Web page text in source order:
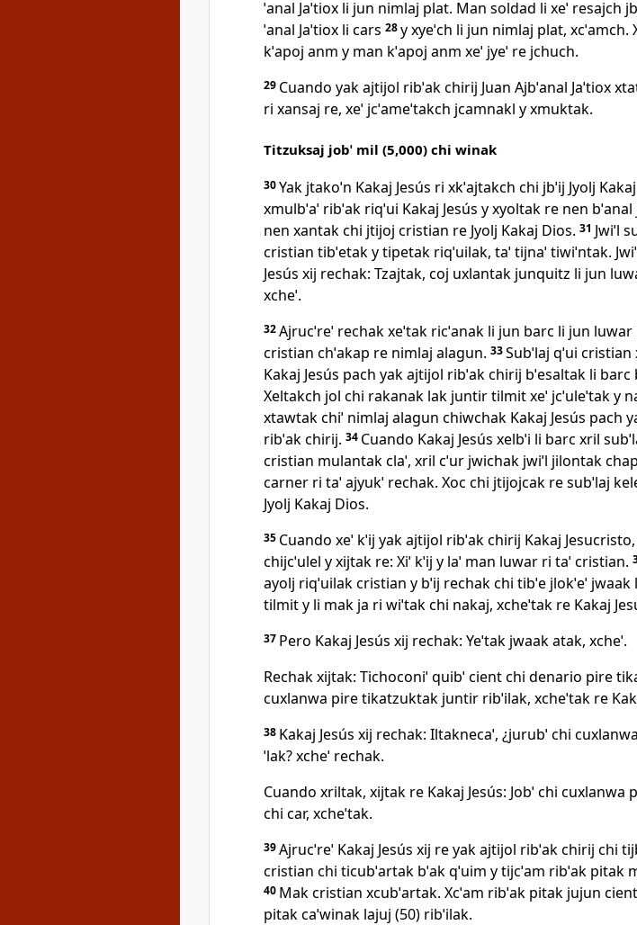
ˈanal Jaˈtiox li jun nimlaj plat. Man soldad li xeˈ resajch
ˈanal Jaˈtiox li cars 28y xyeˈch li jun nimlaj plat, xcˈamch.
kˈapoj anm y man kˈapoj anm xeˈ jyeˈ re jchuch.
29 Cuando yak ajtijol ribˈak chirij Juan Ajbˈanal Jaˈtiox
ri xansaj re, xeˈ jcˈameˈtakch jcamnakl y xmuktak.
Titzuksaj jobˈ mil (5,000) chi winak
30Yak jtakoˈn Kakaj Jesús ri xkˈajtakch chi jbˈij Jyolj
xmulbˈaˈ ribˈak riqˈui Kakaj Jesús y xyoltak re nen bˈanal
nen xantak chi jtijoj cristian re Jyolj Kakaj Dios. 31 Jwiˈl
cristian tibˈetak y tipetak riqˈuilak, taˈ tijnaˈ tiwiˈntak.
Jesús xij rechak: Tzajtak, coj uxlantak junquitz li jun
xcheˈ.
32Ajrucˈreˈ rechak xeˈtak ricˈanak li jun barc li jun luwar
cristian chˈakap re nimlaj alagun. 33Subˈlaj qˈui
Kakaj Jesús pach yak ajtijol ribˈak chirij bˈesaltak li barc
Xeltakch jol chi rakanak lak juntir tilmit xeˈ jcˈuleˈtak y
xtawtak chiˈ nimlaj alagun chiwchak Kakaj Jesús pach
ribˈak chirij. 34 Cuando Kakaj Jesús xelbˈi li barc xril
cristian mulantak claˈ, xril cˈur jwichak jwiˈl jilontak
carner ri taˈ ajyukˈ rechak. Xoc chi jtijojcak re subˈlaj
Jyolj Kakaj Dios.
35 Cuando xeˈ kˈij yak ajtijol ribˈak chirij Kakaj
chijcˈulel y xijtak re: Xiˈ kˈij y laˈ man luwar ri taˈ cristian.
ayolj riqˈuilak cristian y bˈij rechak chi tibˈe jlokˈeˈ
tilmit y li mak ja ri wiˈtak chi nakaj, xcheˈtak re Kakaj
37 Pero Kakaj Jesús xij rechak: Yeˈtak jwaak atak, xcheˈ.
Rechak xijtak: Tichoconiˈ quibˈ cient chi denario pire
cuxlanwa pire tikatzuktak juntir ribˈilak, xcheˈtak re
38 Kakaj Jesús xij rechak: Iltaknecaˈ, ¿jurubˈ chi
ˈlak? xcheˈ rechak.
Cuando xriltak, xijtak re Kakaj Jesús: Jobˈ chi cuxlanwa
chi car, xcheˈtak.
39Ajrucˈreˈ Kakaj Jesús xij re yak ajtijol ribˈak chirij chi
cristian chi ticubˈartak bˈak qˈuim y tijcˈam ribˈak pitak
40 Mak cristian xcubˈartak. Xcˈam ribˈak pitak jujun
pitak caˈwinak lajuj (50) ribˈilak.